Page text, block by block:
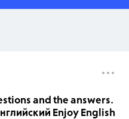
and the answers.
Enjoy English